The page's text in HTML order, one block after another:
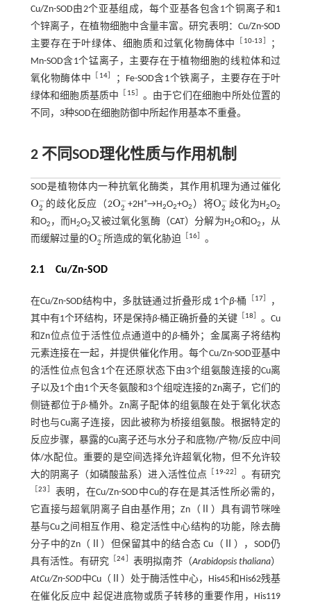
Cu/Zn-SOD由2个亚基组成，每个亚基各包含1个铜离子和1
个锌离子，在植物细胞中含量丰富。研究表明：Cu/Zn-SOD
主要存在于叶绿体、细胞质和过氧化物酶体中
［ 10-13］
；
Mn-SOD含1个锰离子，主要存在于植物细胞的线粒体和过
氧化物酶体中 ［ 14］
；Fe-SOD含1个铁离子，主要存在于叶
绿体和细胞质基质中
［ 15］ 。由于它们在细胞中所处位置的
不同，3种SOD在细胞防御中所起作用基本不重叠。
2不同SOD理化性质与作用机制
SOD是植物体内一种抗氧化酶类，其作用机理为通过催化
O−
2
O2- 的歧化反应（2O−
2
O2- +2H+→H2O2+O2 ）将O−
2
O2- 歧化为H2O2
和O2 ，而H2O2又被过氧化氢酶（CAT）分解为H2O和O2 ，从
而缓解过量的O−
2
O2- 所造成的氧化胁迫 ［16］ 。
2.1 Cu/Zn-SOD
在Cu/Zn-SOD结构中，多肽链通过折叠形成 1个β-桶 ［17］
，
其中有1个环结构，环是保持β-桶正确折叠的关键 ［18］ 。Cu
和Zn位点位于活性位点通道中的β-桶外；金属离子将结构
元素连接在一起，并提供催化作用。每个Cu/Zn-SOD亚基中
的活性位点包含1个在还原状态下由3个组氨酸连接的Cu离
子以及1个由1个天冬氨酸和3个组啶连接的Zn离子，它们的
侧链都位于β-桶外。Zn离子配体的组氨酸在处于氧化状态
时也与Cu离子连接，因此被称为桥接组氨酸。根据特定的
反应步骤，暴露的Cu离子还与水分子和底物/产物/反应中间
体/水配位。重要的是空间选择允许超氧化物，但不允许较
大的阴离子（如磷酸盐系）进入活性位点
［ 19-22］ 。有研究
［23］ 表明，在Cu/Zn-SOD中Cu的存在是其活性所必需的，
它直接与超氧阴离子自由基作用；Zn（Ⅱ）具有调节咪唑
基与Cu之间相互作用、稳定活性中心结构的功能，除去酶
分子中的Zn（Ⅱ）但保留其中的结合态 Cu（Ⅱ），SOD仍
具有活性。有研究 ［24］ 表明拟南芥（Arabidopsis thaliana）
AtCu/Zn-SOD中Cu（Ⅱ）处于酶活性中心，His45和His62残基
在催化反应中 起促进底物或质子转移的重要作用，His119